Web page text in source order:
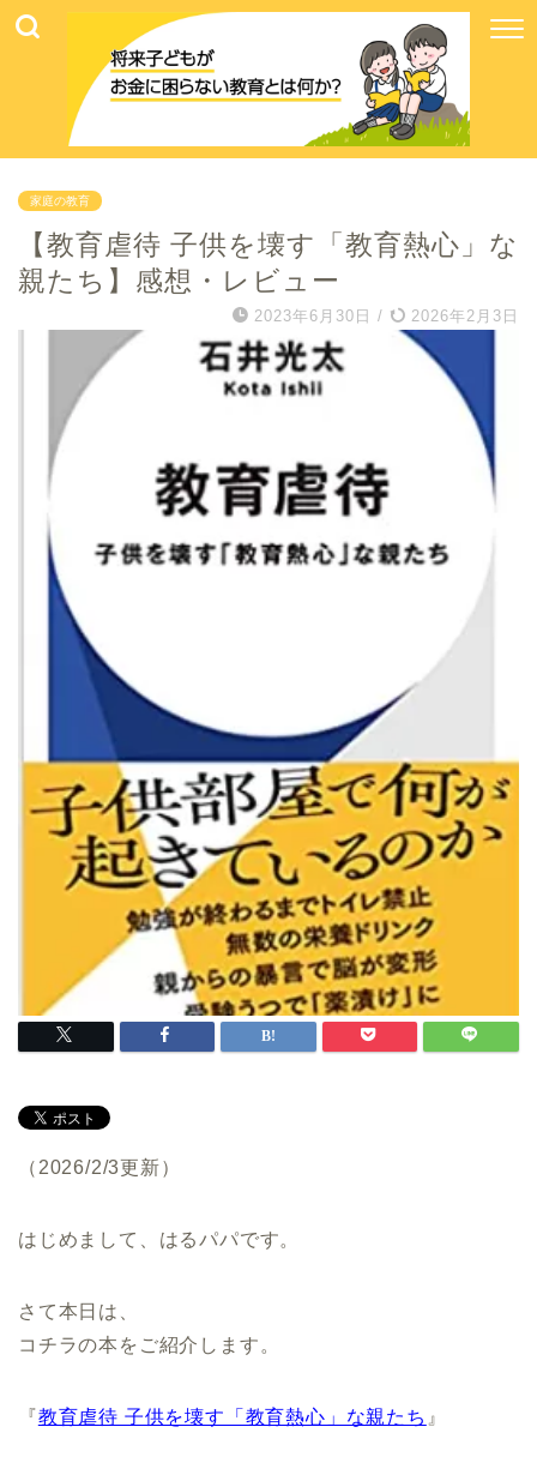
家庭の教育
【教育虐待 子供を壊す「教育熱心」な
親たち】感想・レビュー
2023年6月30日 / 2026年2月3日
（2026/2/3更新）
はじめまして、はるパパです。
さて本日は、
コチラの本をご紹介します。
『教育虐待 子供を壊す「教育熱心」な親たち 』